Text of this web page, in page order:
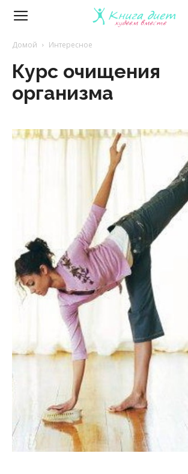
Книга
диет
для
Домой Интересное
Курс очищения
организма